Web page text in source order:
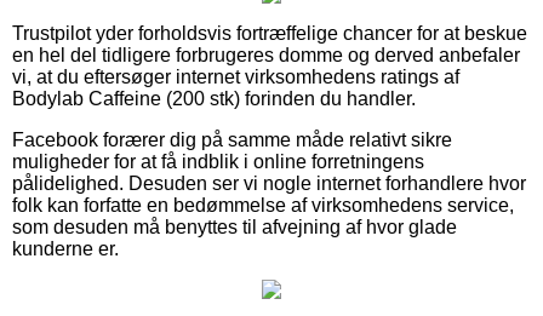
Trustpilot yder forholdsvis fortræffelige chancer for at beskue
en hel del tidligere forbrugeres domme og derved anbefaler
vi, at du eftersøger internet virksomhedens ratings af
Bodylab Caffeine (200 stk) forinden du handler.
Facebook forærer dig på samme måde relativt sikre
muligheder for at få indblik i online forretningens
pålidelighed. Desuden ser vi nogle internet forhandlere hvor
folk kan forfatte en bedømmelse af virksomhedens service,
som desuden må benyttes til afvejning af hvor glade
kunderne er.